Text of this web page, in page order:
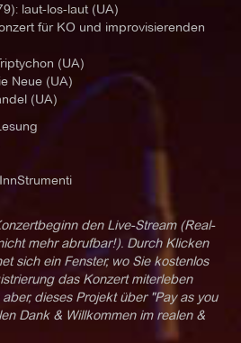
laut-los-laut (UA)
für KO und improvisierenden
(UA)
Neue (UA)
(UA)
den Live-Stream (Real-
mehr abrufbar!). Durch Klicken
sich ein Fenster, wo Sie kostenlos
das Konzert miterleben
dieses Projekt über "Pay as you
Dank & Willkommen im realen &